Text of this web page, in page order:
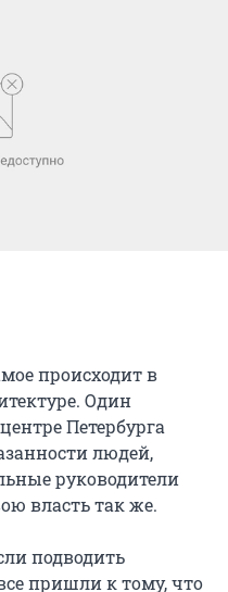
происходит в
Один
Петербурга
людей,
руководители
власть так же.
подводить
пришли к тому, что